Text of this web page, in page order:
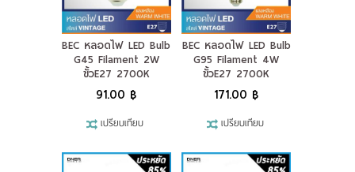
BEC หลอดไฟ LED Bulb
G45 Filament 2W
ขั้วE27 2700K
91.00 ฿
เปรียบเทียบ
BEC หลอดไฟ LED Bulb
G95 Filament 4W
ขั้วE27 2700K
171.00 ฿
เปรียบเทียบ